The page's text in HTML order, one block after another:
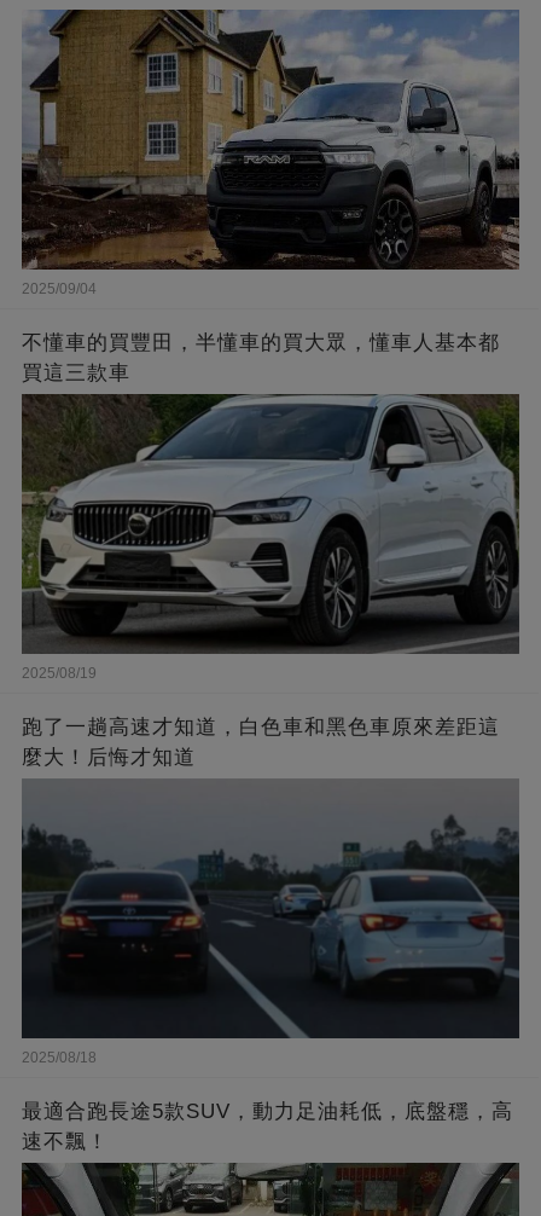
2025/09/04
不懂車的買豐田，半懂車的買大眾，懂車人基本都
買這三款車
2025/08/19
跑了一趟高速才知道，白色車和黑色車原來差距這
麼大！后悔才知道
2025/08/18
最適合跑長途5款SUV，動力足油耗低，底盤穩，高
速不飄！